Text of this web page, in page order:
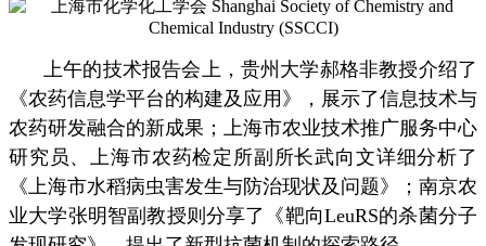
上午的技术报告会上，贵州大学郝格非教授介绍了
《农药信息学平台的构建及应用》，展示了信息技术与
农药研发融合的新成果；上海市农业技术推广服务中心
研究员、上海市农药检定所副所长武向文详细分析了
《上海市水稻病虫害发生与防治现状及问题》；南京农
业大学张明智副教授则分享了《靶向LeuRS的杀菌分子